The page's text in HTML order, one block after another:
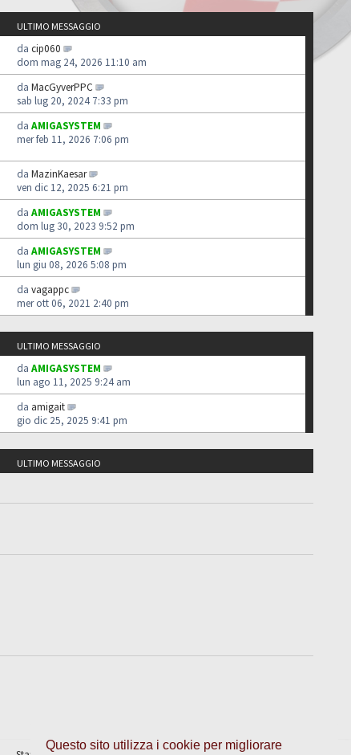
Questo sito utilizza i cookie per migliorare
ULTIMO MESSAGGIO
da cip060
dom mag 24, 2026 11:10 am
da MacGyverPPC
sab lug 20, 2024 7:33 pm
da AMIGASYSTEM
mer feb 11, 2026 7:06 pm
da MazinKaesar
ven dic 12, 2025 6:21 pm
da AMIGASYSTEM
dom lug 30, 2023 9:52 pm
da AMIGASYSTEM
lun giu 08, 2026 5:08 pm
da vagappc
mer ott 06, 2021 2:40 pm
ULTIMO MESSAGGIO
da AMIGASYSTEM
lun ago 11, 2025 9:24 am
da amigait
gio dic 25, 2025 9:41 pm
ULTIMO MESSAGGIO